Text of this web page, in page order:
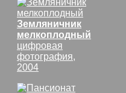
Земляничник
мелкоплодный
цифровая
фотография,
2004